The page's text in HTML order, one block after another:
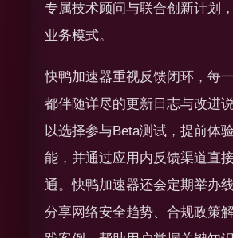
专属技术顾问与联合创新计划
业务模式。
快鸭加速器重视反馈闭环，每
都伴随详尽的更新日志与改进
以选择参与Beta测试，提前体
能，并通过应用内反馈渠道直
通。快鸭加速器还会定期举办
分享网络安全趋势、合规政策